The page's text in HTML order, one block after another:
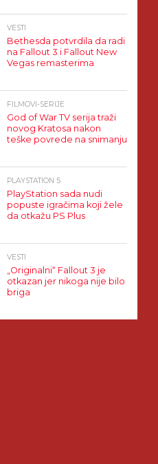
VESTI
Bethesda potvrdila da radi
na Fallout 3 i Fallout New
Vegas remasterima
FILMOVI-SERIJE
God of War TV serija traži
novog Kratosa nakon
teške povrede na snimanju
PLAYSTATION 5
PlayStation sada nudi
popuste igračima koji žele
da otkažu PS Plus
VESTI
„Originalni“ Fallout 3 je
otkazan jer nikoga nije bilo
briga